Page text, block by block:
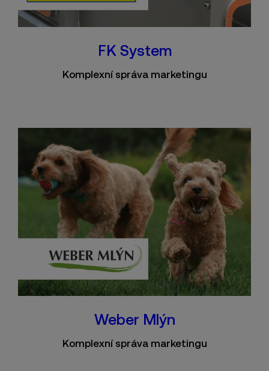
FK System
Komplexní správa marketingu
Weber Mlýn
Komplexní správa marketingu